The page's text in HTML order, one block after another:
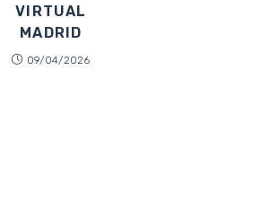
VIRTUAL
MADRID
09/04/2026